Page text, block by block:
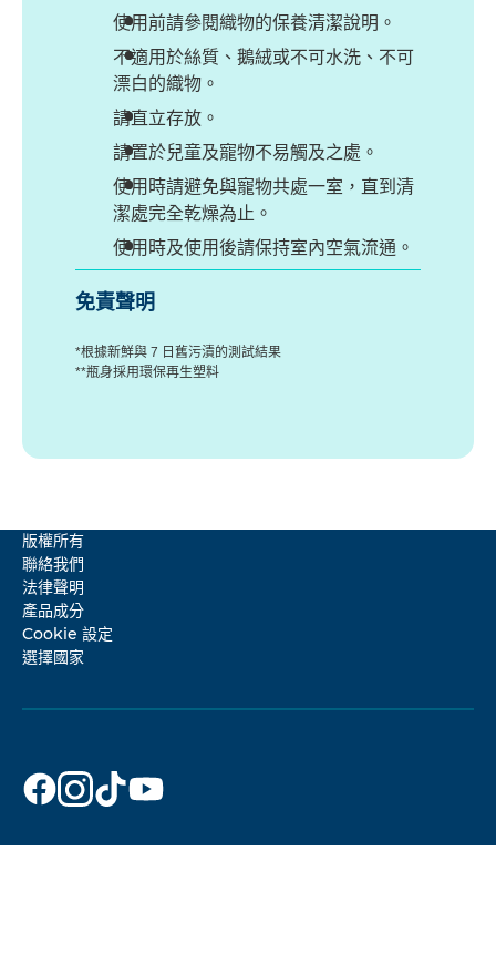
使用前請參閱織物的保養清潔說明。
不適用於絲質、鵝絨或不可水洗、不可
漂白的織物。
請直立存放。
請置於兒童及寵物不易觸及之處。
使用時請避免與寵物共處一室，直到清
潔處完全乾燥為止。
使用時及使用後請保持室內空氣流通。
免責聲明
*根據新鮮與 7 日舊污漬的測試結果
**瓶身採用環保再生塑料
版權所有
聯絡我們
法律聲明
產品成分
Cookie 設定
選擇國家
貝
克
博
貝
克
博
貝
克
博
貝
博